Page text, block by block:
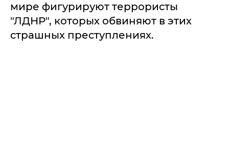
мире фигурируют террористы
"ЛДНР", которых обвиняют в этих
страшных преступлениях.